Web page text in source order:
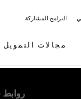
البرامج المشاركة
مجالات التمويل
روابط